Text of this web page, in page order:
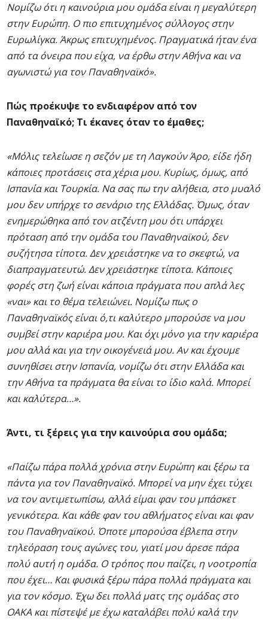
Νομίζω ότι η καινούρια μου ομάδα είναι η μεγαλύτερη
στην Ευρώπη. Ο πιο επιτυχημένος σύλλογος στην
Ευρωλίγκα. Άκρως επιτυχημένος. Πραγματικά ήταν ένα
από τα όνειρα που είχα, να έρθω στην Αθήνα και να
αγωνιστώ για τον Παναθηναϊκό».
Πώς προέκυψε το ενδιαφέρον από τον
Παναθηναϊκό; Τι έκανες όταν το έμαθες;
«Μόλις τελείωσε η σεζόν με τη Λαγκούν Άρο, είδε ήδη
κάποιες προτάσεις στα χέρια μου. Κυρίως, όμως, από
Ισπανία και Τουρκία. Να σας πω την αλήθεια, στο μυαλό
μου δεν υπήρχε το σενάριο της Ελλάδας. Όμως, όταν
ενημερώθηκα από τον ατζέντη μου ότι υπάρχει
πρόταση από την ομάδα του Παναθηναϊκού, δεν
συζήτησα τίποτα. Δεν χρειάστηκε να το σκεφτώ, να
διαπραγματευτώ. Δεν χρειάστηκε τίποτα. Κάποιες
φορές στη ζωή είναι κάποια πράγματα που απλά λες
«ναι» και το θέμα τελειώνει. Νομίζω πως ο
Παναθηναϊκός είναι ό,τι καλύτερο μπορούσε να μου
συμβεί στην καριέρα μου. Και όχι μόνο για την καριέρα
μου αλλά και για την οικογένειά μου. Αν και έχουμε
συνηθίσει στην Ισπανία, νομίζω ότι στην Ελλάδα και
την Αθήνα τα πράγματα θα είναι το ίδιο καλά. Μπορεί
και καλύτερα…».
Άντι, τι ξέρεις για την καινούρια σου ομάδα;
«Παίζω πάρα πολλά χρόνια στην Ευρώπη και ξέρω τα
πάντα για τον Παναθηναϊκό. Μπορεί να μην έχει τύχει
να τον αντιμετωπίσω, αλλά είμαι φαν του μπάσκετ
γενικότερα. Και κάθε φαν του αθλήματος είναι και φαν
του Παναθηναϊκού. Όποτε μπορούσα έβλεπα στην
τηλεόραση τους αγώνες του, γιατί μου άρεσε πάρα
πολύ αυτή η ομάδα. Ο τρόπος που παίζει, η νοοτροπία
που έχει… Και φυσικά ξέρω πάρα πολλά πράγματα και
για τον κόσμο. Έχω δει πολλά ματς της ομάδας στο
ΟΑΚΑ και πίστεψέ με έχω καταλάβει πολύ καλά την